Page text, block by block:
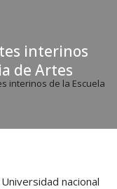
interinos
de Artes
interinos de la Escuela
nacional